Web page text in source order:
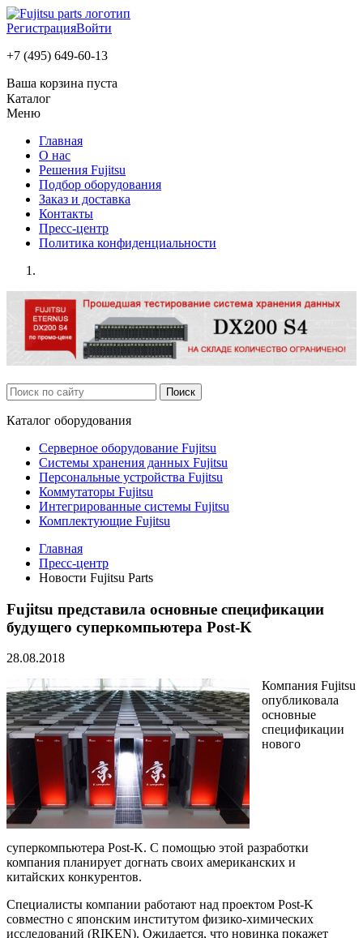
РегистрацияВойти
+7 (495) 649-60-13
Ваша корзина пуста
Каталог
Меню
Главная
О нас
Решения Fujitsu
Подбор оборудования
Заказ и доставка
Контакты
Пресс-центр
Политика конфиденциальности
Каталог оборудования
Серверное оборудование Fujitsu
Системы хранения данных Fujitsu
Персональные устройства Fujitsu
Коммутаторы Fujitsu
Интегрированные системы Fujitsu
Комплектующие Fujitsu
Главная
Пресс-центр
Новости Fujitsu Parts
Fujitsu представила основные спецификации
будущего суперкомпьютера Post-K
28.08.2018
Компания Fujitsu
опубликовала
основные
спецификации
нового
суперкомпьютера Post-K. С помощью этой разработки
компания планирует догнать своих американских и
китайских конкурентов.
Специалисты компании работают над проектом Post-K
совместно с японским институтом физико-химических
исследований (RIKEN). Ожидается, что новинка покажет